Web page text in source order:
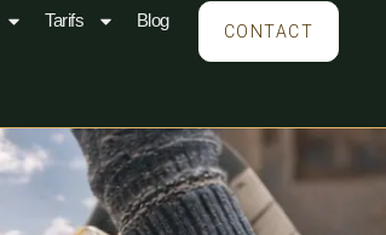
Tarifs Blog
CONTACT